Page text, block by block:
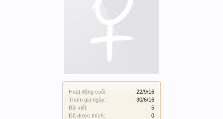
Hoạt động cuối:
22/9/16
Tham gia ngày:
30/6/16
Bài viết:
5
Đã được thích:
0